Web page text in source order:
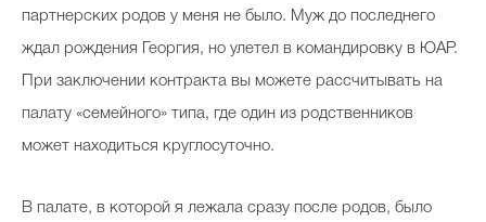
партнерских родов у меня не было. Муж до последнего
ждал рождения Георгия, но улетел в командировку в ЮАР.
При заключении контракта вы можете рассчитывать на
палату «семейного» типа, где один из родственников
может находиться круглосуточно.
В палате, в которой я лежала сразу после родов, было